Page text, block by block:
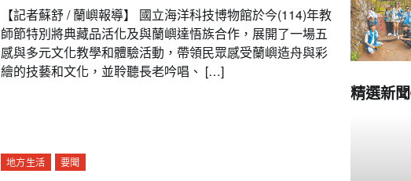
【記者蘇舒 / 蘭嶼報導】 國立海洋科技博物館於今(114)年教
師節特別將典藏品活化及與蘭嶼達悟族合作，展開了一場五
感與多元文化教學和體驗活動，帶領民眾感受蘭嶼造舟與彩
繪的技藝和文化，並聆聽長老吟唱、 […]
地方生活 要聞
精選新聞